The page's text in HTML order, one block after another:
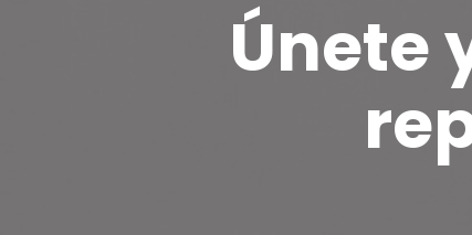
Únete